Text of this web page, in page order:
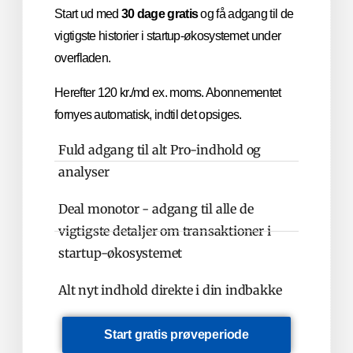
Start ud med 30 dage gratisog få adgang til de
vigtigste historier i startup-økosystemet under
overfladen.
Herefter 120 kr./md ex. moms. Abonnementet
fornyes automatisk, indtil det opsiges.
Fuld adgang til alt Pro-indhold og
analyser
Deal monotor - adgang til alle de
vigtigste detaljer om transaktioner i
startup-økosystemet
Alt nyt indhold direkte i din indbakke
Start gratis prøveperiode